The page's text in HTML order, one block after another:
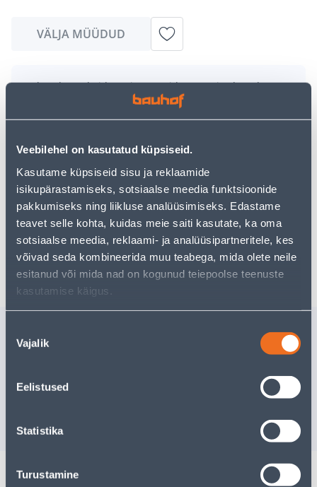
Veebilehel on kasutatud küpsiseid.
Kasutame küpsiseid sisu ja reklaamide
isikupärastamiseks, sotsiaalse meedia funktsioonide
pakkumiseks ning liikluse analüüsimiseks. Edastame
teavet selle kohta, kuidas meie saiti kasutate, ka oma
sotsiaalse meedia, reklaami- ja analüüsipartneritele, kes
võivad seda kombineerida muu teabega, mida olete neile
esitanud või mida nad on kogunud teiepoolse teenuste
kasutamise käigus.
valik
Vajalik
Eelistused
Statistika
Turustamine
VÄLJA MÜÜDUD
Vabandame, kuid teavitame teid, et soovitud toode on
hetkel suure nõudluse tõttu ajutiselt otsas. Siiski
Teie ostlemisrõõm ei pea aga siin lõppema - oma
uurimistööd saate jätkata, naastesavalehele
kasutades meie võimsat otsingufunktsiooni, et leida
veelgi meelepärasemad valikuid. Head ostlemist!
Tarne pole võimalik
/11
Tarne pole